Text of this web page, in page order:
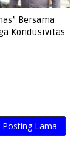
Bersama
Kondusivitas
Posting Lama